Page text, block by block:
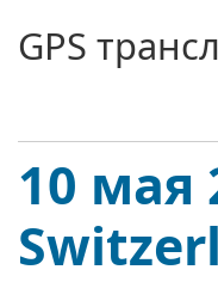
GPS
10 мая